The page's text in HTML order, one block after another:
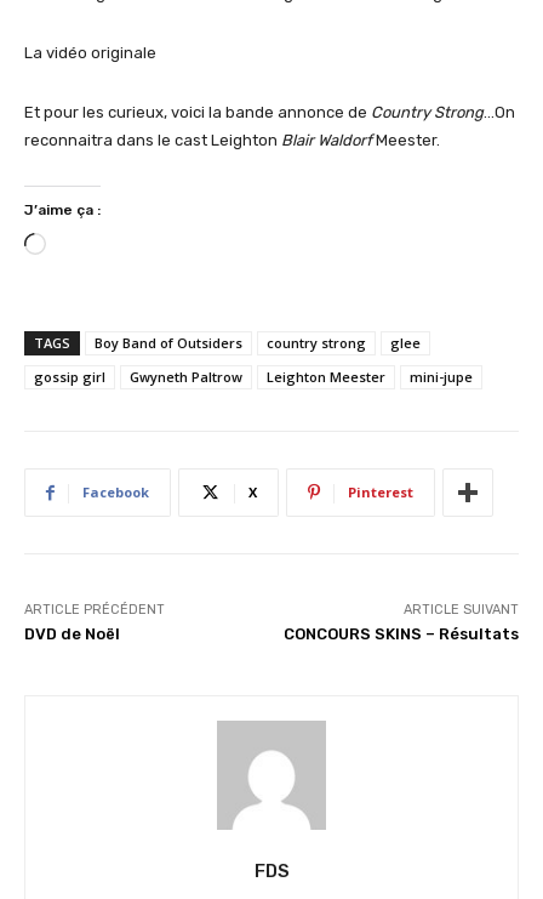
La vidéo originale
Et pour les curieux, voici la bande annonce de Country Strong…On
reconnaitra dans le cast Leighton Blair WaldorfMeester.
J’aime ça :
C
r
g
e
t
TAGS Boy Band of Outsiders country strong
glee
gossip girl
Gwyneth Paltrow Leighton Meester mini-jupe
Facebook X Pinterest
ARTICLE PRÉCÉDENT
DVD de Noël
ARTICLE SUIVANT
CONCOURS SKINS – Résultats
FDS